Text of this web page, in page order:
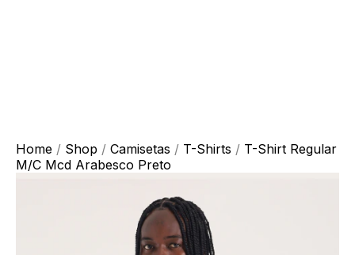
Home / Shop / Camisetas / T-Shirts / T-Shirt Regular
M/C Mcd Arabesco Preto